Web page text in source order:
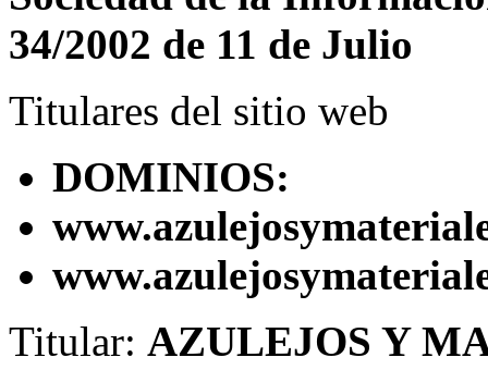
34/2002 de 11 de Julio
Titulares del sitio web
DOMINIOS:
Titular: AZULEJOS Y